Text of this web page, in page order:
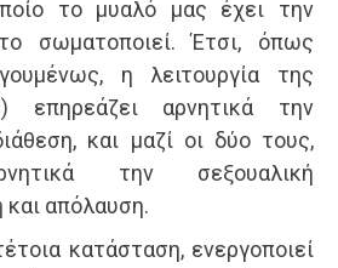
το μυαλό μας έχει την
σωματοποιεί. Έτσι, όπως
η λειτουργία της
επηρεάζει αρνητικά την
και μαζί οι δύο τους,
την σεξουαλική
και απόλαυση.
κατάσταση, ενεργοποιεί